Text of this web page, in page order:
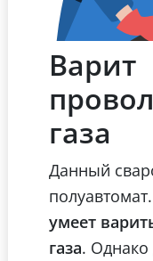
Варит
газа
Данный
умеет
газа. Однако